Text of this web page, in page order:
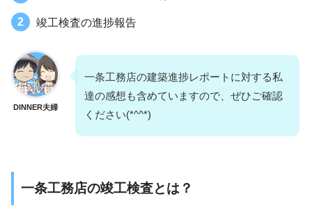
竣工検査の進捗報告
DINNER夫婦
一条工務店の建築進捗レポートに対する私
達の感想も含めていますので、ぜひご確認
ください(*^^*)
一条工務店の竣工検査とは？